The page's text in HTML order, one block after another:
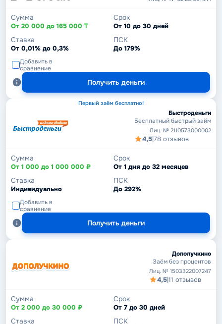
Сумма
От 20 000 до 165 000 ₸
Срок
От 10 до 30 дней
Ставка
От 0,01% до 0,3%
ПСК
До 179%
Добавить в
сравнение
Получить деньги
Первый заём бесплатно!
Быстроденьги
Бесплатный быстрый займ
Лиц. № 2110573000002
4,5|78 отзывов
Сумма
От 1 000 до 1 000 000 ₽
Срок
От 1 дня до 32 месяцев
Ставка
Индивидуально
ПСК
До 292%
Добавить в
сравнение
Получить деньги
Дополучкино
Заём без процентов
Лиц. № 1503322007247
4,5|11 отзывов
Сумма
От 2 000 до 30 000 ₽
Срок
От 7 до 30 дней
Ставка ПСК